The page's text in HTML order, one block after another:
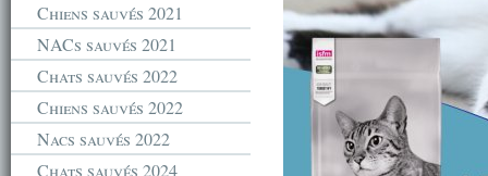
Chiens sauvés 2021
NACs sauvés 2021
Chats sauvés 2022
Chiens sauvés 2022
Nacs sauvés 2022
Chats sauvés 2024